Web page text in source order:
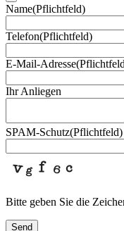
Name(Pflichtfeld)
Telefon(Pflichtfeld)
E-Mail-Adresse
Ihr Anliegen
SPAM-Schutz(Pflichtfeld)
Bitte geben Sie die
Send